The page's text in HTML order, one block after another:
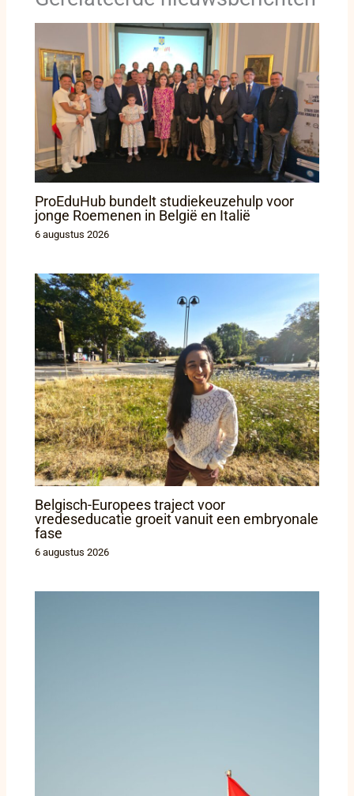
ProEduHub bundelt studiekeuzehulp voor
jonge Roemenen in België en Italië
6 augustus 2026
Belgisch-Europees traject voor
vredeseducatie groeit vanuit een embryonale
fase
6 augustus 2026